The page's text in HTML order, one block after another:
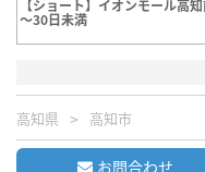
【ショート】イオンモール高
～30日未満
高知県 高知市
お問合わせ